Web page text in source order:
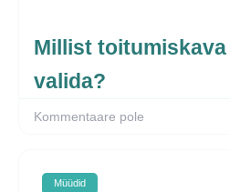
Millist
valida?
Kommentaare pole
Müüdid